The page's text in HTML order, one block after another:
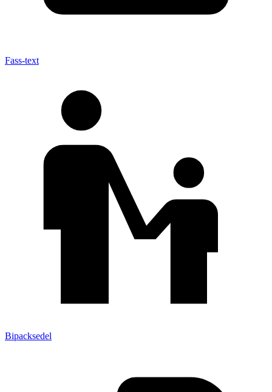
Fass-text
Bipacksedel